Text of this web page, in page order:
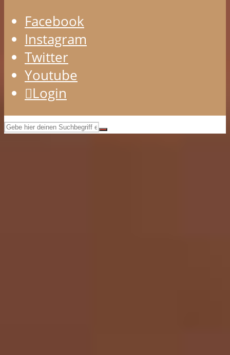
Facebook
Instagram
Twitter
Youtube
Login